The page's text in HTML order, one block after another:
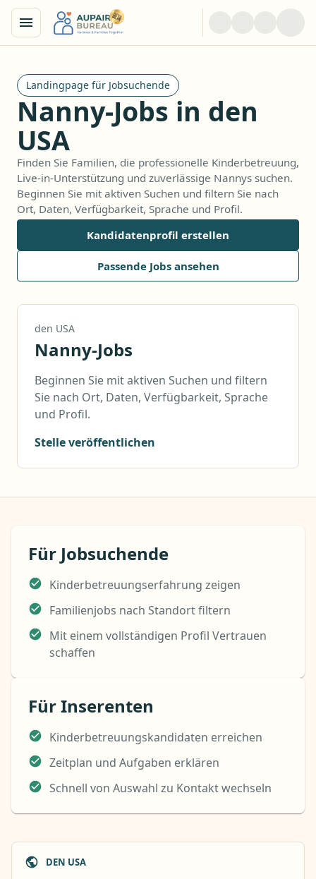
Landingpage für Jobsuchende
Nanny-Jobs in den
USA
Finden Sie Familien, die professionelle Kinderbetreuung,
Live-in-Unterstützung und zuverlässige Nannys suchen.
Beginnen Sie mit aktiven Suchen und filtern Sie nach
Ort, Daten, Verfügbarkeit, Sprache und Profil.
Kandidatenprofil erstellen
Passende Jobs ansehen
den USA
Nanny-Jobs
Beginnen Sie mit aktiven Suchen und filtern
Sie nach Ort, Daten, Verfügbarkeit, Sprache
und Profil.
Stelle veröffentlichen
Für Jobsuchende
Kinderbetreuungserfahrung zeigen
Familienjobs nach Standort filtern
Mit einem vollständigen Profil Vertrauen
schaffen
Für Inserenten
Kinderbetreuungskandidaten erreichen
Zeitplan und Aufgaben erklären
Schnell von Auswahl zu Kontakt wechseln
DEN USA